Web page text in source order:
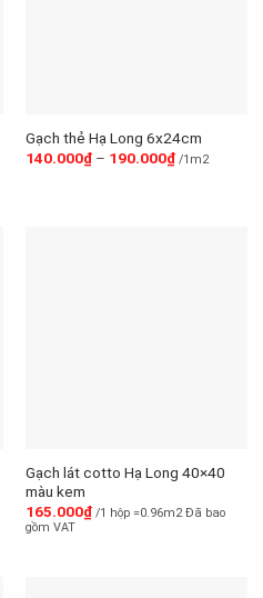
Gạch thẻ Hạ Long 6x24cm
140.000₫– 190.000₫/1m2
Gạch lát cotto Hạ Long 40×40
màu kem
165.000₫/1 hộp =0.96m2 Đã bao
gồm VAT